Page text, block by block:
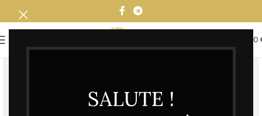
SALUTE !
0,00